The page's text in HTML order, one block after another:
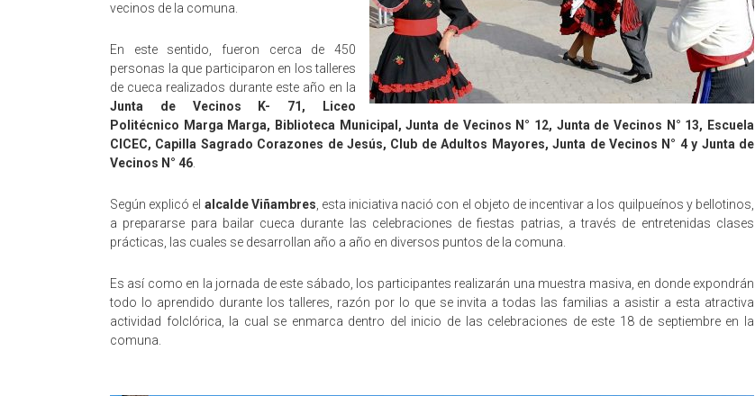
vecinos de la comuna.
En este sentido, fueron cerca de 450
personas la que participaron en los talleres
de cueca realizados durante este año en la
Junta de Vecinos K- 71, Liceo
Politécnico Marga Marga, Biblioteca Municipal, Junta de Vecinos N° 12, Junta de Vecinos N° 13, Escuela
CICEC, Capilla Sagrado Corazones de Jesús, Club de Adultos Mayores, Junta de Vecinos N° 4 y Junta de
Vecinos N° 46
Según explicó el alcalde Viñambres , esta iniciativa nació con el objeto de incentivar a los quilpueínos y bellotinos,
a prepararse para bailar cueca durante las celebraciones de fiestas patrias, a través de entretenidas clases
prácticas, las cuales se desarrollan año a año en diversos puntos de la comuna.
Es así como en la jornada de este sábado, los participantes realizarán una muestra masiva, en donde expondrán
todo lo aprendido durante los talleres, razón por lo que se invita a todas las familias a asistir a esta atractiva
actividad folclórica, la cual se enmarca dentro del inicio de las celebraciones de este 18 de septiembre en la
comuna.